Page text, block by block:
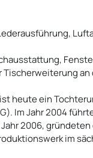
an
heute ein
Im Jahr 2004
2006,
im